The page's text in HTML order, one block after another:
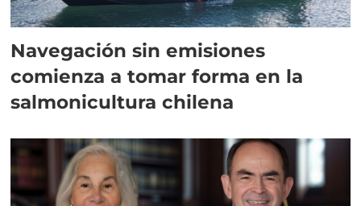
Navegación sin emisiones
comienza a tomar forma en la
salmonicultura chilena